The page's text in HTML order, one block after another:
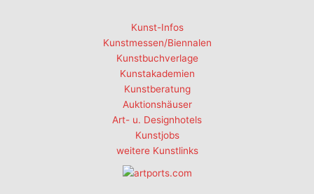
Kunst-Infos
Kunstmessen/Biennalen
Kunstbuchverlage
Kunstakademien
Kunstberatung
Auktionshäuser
Art- u. Designhotels
Kunstjobs
weitere Kunstlinks